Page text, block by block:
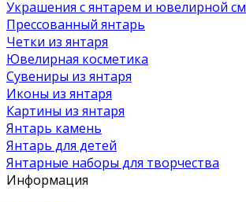
Украшения с янтарем и ювелирной
Прессованный янтарь
Четки из янтаря
Ювелирная косметика
Сувениры из янтаря
Иконы из янтаря
Картины из янтаря
Янтарь камень
Янтарь для детей
Янтарные наборы для творчества
Информация